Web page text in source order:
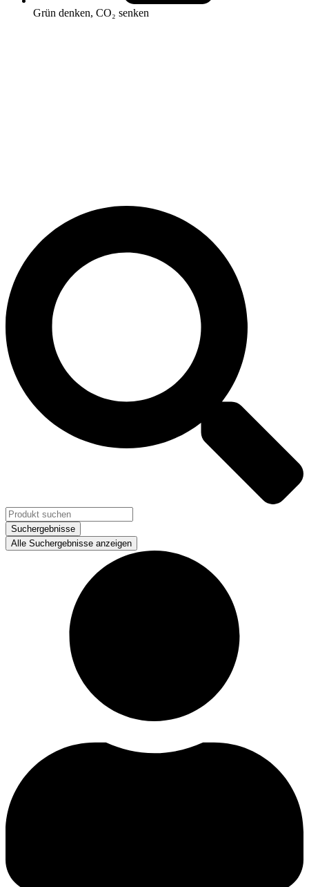
Grün denken, CO₂ senken
Suchergebnisse
Alle Suchergebnisse anzeigen